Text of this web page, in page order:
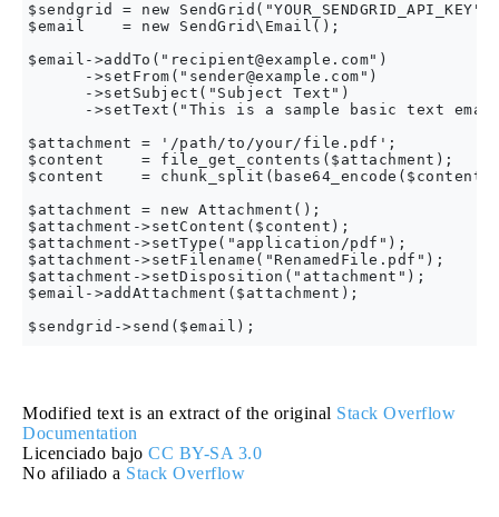
$sendgrid = new
$email    = new SendGrid\Email();
$email->addTo(" recipient@example.com")
      ->setFrom("
sender@example.com ")
      ->setSubject("Subject Text")
->setText("This is a sample basic text
$attachment = '/path/to/your/file.pdf';
$content    = file_get_contents($attachment);
$content    =
$attachment = new Attachment();
$attachment->setContent($content);
$attachment->setType("application/pdf");
$attachment->setFilename("RenamedFile.pdf");
$attachment->setDisposition("attachment");
$email->addAttachment($attachment);
Modified text is an extract of the original Stack Overflow
Documentation
Licenciado bajo CC BY-SA 3.0
No afiliado a Stack Overflow